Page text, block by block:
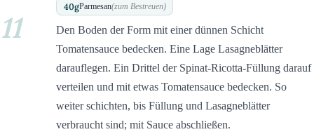
40gParmesan(zum Bestreuen)
11
Den Boden der Form mit einer dünnen Schicht
Tomatensauce bedecken. Eine Lage Lasagneblätter
darauflegen. Ein Drittel der Spinat-Ricotta-Füllung darauf
verteilen und mit etwas Tomatensauce bedecken. So
weiter schichten, bis Füllung und Lasagneblätter
verbraucht sind; mit Sauce abschließen.